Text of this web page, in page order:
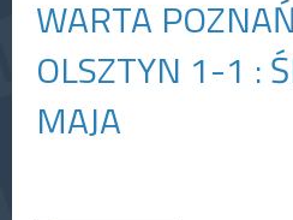
WARTA
OLSZTYN 1-1 :
MAJA